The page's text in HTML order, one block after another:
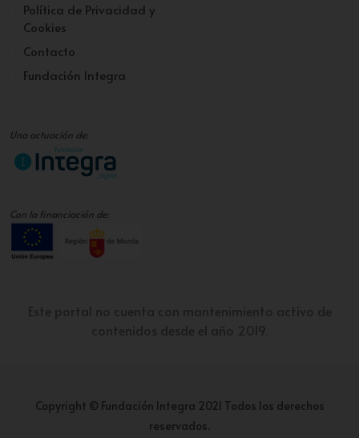
Política de Privacidad y
Cookies
Contacto
Fundación Integra
Una actuación de:
Con la financiación de:
Copyright © Fundación Integra 2021 Todos los derechos
reservados.